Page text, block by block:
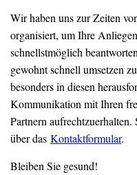
Wir haben uns zur Zeiten
organisiert, um Ihre
schnellstmöglich
gewohnt schnell umsetzen
besonders in diesen
Kommunikation mit Ihren
Partnern
über das Kontaktformular.
Bleiben Sie gesund!